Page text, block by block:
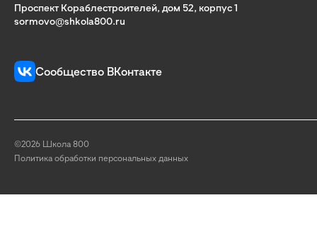
Проспект Кораблестроителей, дом 52, корпус 1
sormovo@shkola800.ru
Сообщество ВКонтакте
©2026 Школа 800
Политика обработки персональных данных